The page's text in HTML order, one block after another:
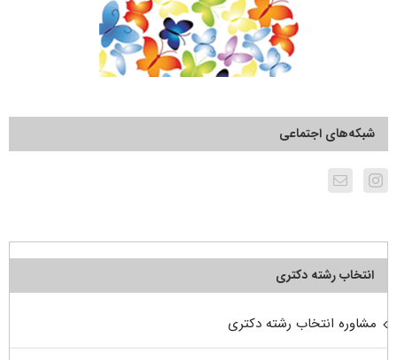
شبکه‌های اجتماعی
انتخاب رشته دکتری
مشاوره انتخاب رشته دکتری